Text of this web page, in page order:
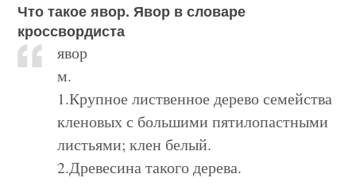
Что такое явор. Явор в словаре
кроссвордиста
явор
м.
1.Крупное лиственное дерево семейства
кленовых с большими пятилопастными
листьями; клен белый.
2.Древесина такого дерева.